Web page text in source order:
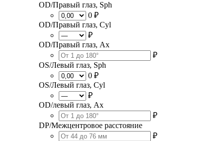
OD/Правый глаз, Sph
0 ₽
OD/Правый глаз, Cyl
₽
OD/Правый глаз, Ax
₽
OS/Левый глаз, Sph
0 ₽
OS/Левый глаз, Cyl
₽
OD/левый глаз, Ax
₽
DP/Межцентровое расстояние
₽